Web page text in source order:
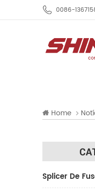
0086-
Home
Splicer De